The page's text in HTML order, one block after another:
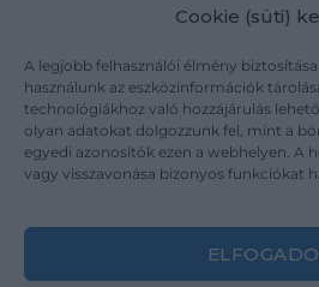
Cookie (süti)
A legjobb felhasználói élmény
használunk az eszközinformációk
technológiákhoz való hozzájárulás
olyan adatokat dolgozzunk fel, mint a
egyedi azonosítók ezen a webhelyen. A
vagy visszavonása bizonyos funkciókat
Médiaajánlat
Karrier
Kapcsolat